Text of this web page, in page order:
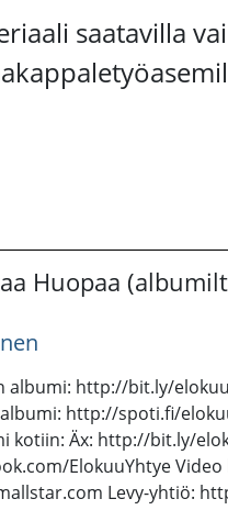
saatavilla
Huopaa
albumi: http://bit.ly/
http://spoti.fi/
kotiin: Äx: http://bit.ly/
ElokuuYhtye Video
Levy-yhtiö: